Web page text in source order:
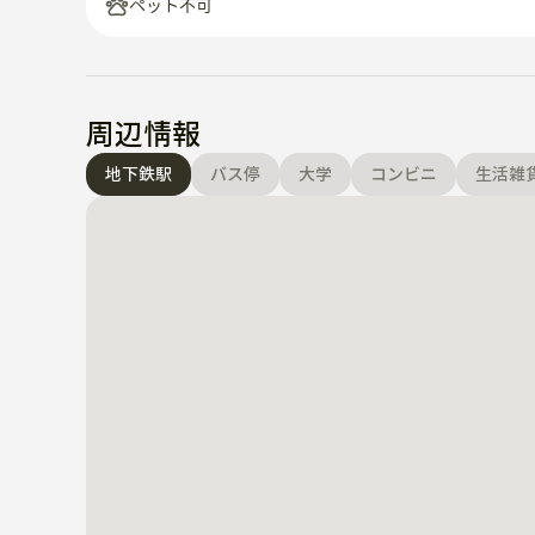
- ダブルドアロック（屋外）
- 氷浄水器
- コーヒーマシン、コーヒー豆(聖水洞有名カフェ、
- 炊飯器
ペット不可
周辺情報
地下鉄駅 バス停 大学 コンビニ 生活雑